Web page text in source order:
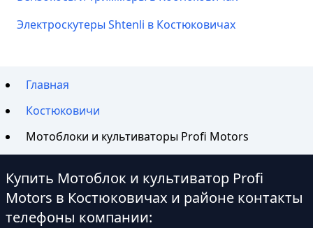
Электроскутеры Shtenli в Костюковичах
Главная
Костюковичи
Мотоблоки и культиваторы Profi Motors
Купить Мотоблок и культиватор Profi
Motors в Костюковичах и районе контакты
телефоны компании: